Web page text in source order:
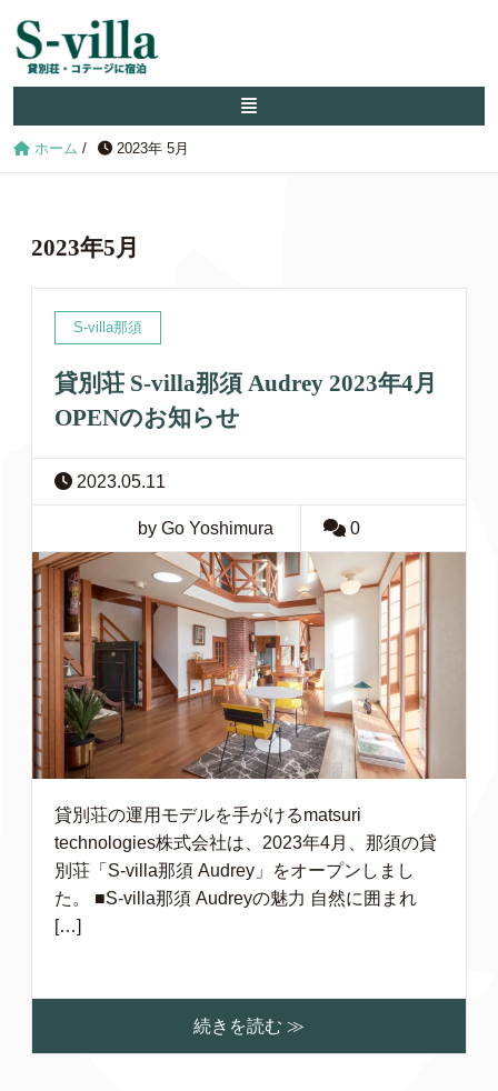
ホーム / 2023年 5月
2023年5月
S-villa那須
貸別荘 S-villa那須 Audrey 2023年4月
OPENのお知らせ
2023.05.11
by Go Yoshimura 0
貸別荘の運用モデルを手がけるmatsuri
technologies株式会社は、2023年4月、那須の貸
別荘「S-villa那須 Audrey」をオープンしまし
た。 ■S-villa那須 Audreyの魅力 自然に囲まれ
[…]
続きを読む ≫